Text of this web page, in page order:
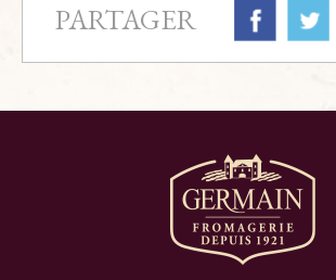
PARTAGER